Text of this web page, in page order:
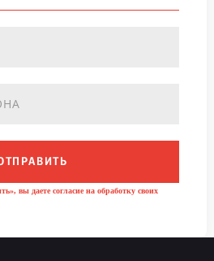
вы даете согласие на обработку своих